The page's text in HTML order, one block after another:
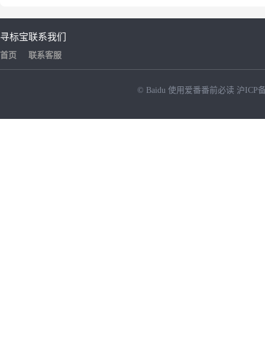
寻标宝
首页
联系我们
联系客服
© Baidu 使用爱番番前必读 沪ICP